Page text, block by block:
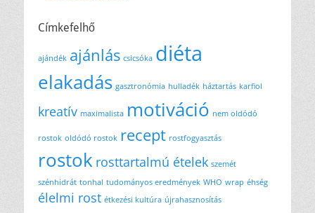
Címkefelhő
ajándék ajánlás csicsóka diéta
elakadás gasztronómia hulladék háztartás karfiol
kreatív maximalista motiváció nem oldódó
rostok oldódó rostok recept rostfogyasztás
rostok rosttartalmú ételek szemét
szénhidrát tonhal tudományos eredmények WHO wrap éhség
élelmi rost étkezési kultúra újrahasznosítás